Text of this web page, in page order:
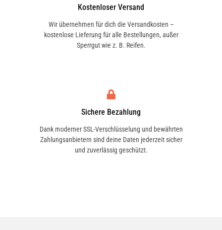
Kostenloser Versand
Wir übernehmen für dich die Versandkosten –
kostenlose Lieferung für alle Bestellungen, außer
Sperrgut wie z. B. Reifen.
Sichere Bezahlung
Dank moderner SSL-Verschlüsselung und bewährten
Zahlungsanbietern sind deine Daten jederzeit sicher
und zuverlässig geschützt.